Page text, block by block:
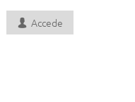
Accede